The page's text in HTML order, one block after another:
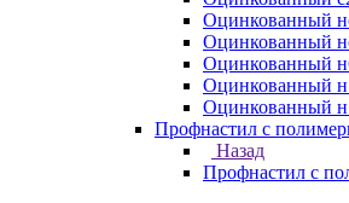
Оцинкованный
Оцинкованный
Оцинкованный
Оцинкованный
Оцинкованный
Профнастил с
Назад
Профнастил с